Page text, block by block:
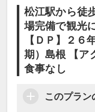
ャーナル・オブ
ニング」による
なく『庭園日本
●美保神社・・
美保神社は全国
様の総本宮』で
繁盛ですが、祀
がら季節を感じ
季節には、こた
を楽しめます。
●仁摩サンドミ
１時間
世界一大きな砂
る砂博物館です
ークです。ペン
ウの飛行ショー
どころです。
観光スポットで
●八重垣神社・
縁結びの神社
す。拝殿奥に
また男湯にはサ
す。
■大浴場：１７
００～１０：０
■サウナ：１７
のみ）
松江駅から徒
場完備で観光
【ＤＰ】２６
期）島根 【ア
食事なし
このプラン